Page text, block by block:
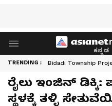
ಕನ್ನಡ
TRENDING : Bidadi Township
ರೈಲು ಇಂಜಿನ್ ಡಿಕ್ಕಿ:
ಸ್ಥಳಕ್ಕೆ ತಳ್ಳಿ